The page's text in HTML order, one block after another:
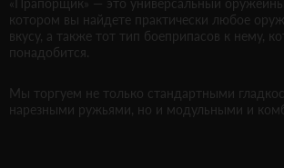
«Прапорщик» — это универсальный
котором вы найдете практически любое
вкусу, а также тот тип боеприпасов к нему,
понадобится.
Мы торгуем не только стандартными
нарезными ружьями, но и модульными и